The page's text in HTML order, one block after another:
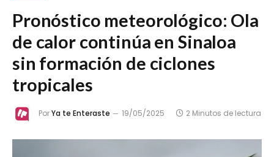
Pronóstico meteorológico: Ola
de calor continúa en Sinaloa
sin formación de ciclones
tropicales
PorYa te Enteraste 19/05/2025 2 Minutos de lectura